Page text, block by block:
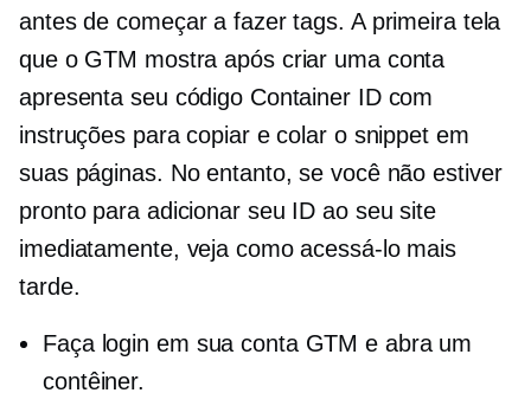
antes de começar a fazer tags. A primeira tela
que o GTM mostra após criar uma conta
apresenta seu código Container ID com
instruções para copiar e colar o snippet em
suas páginas. No entanto, se você não estiver
pronto para adicionar seu ID ao seu site
imediatamente, veja como acessá-lo mais
tarde.
Faça login em sua conta GTM e abra um
contêiner.